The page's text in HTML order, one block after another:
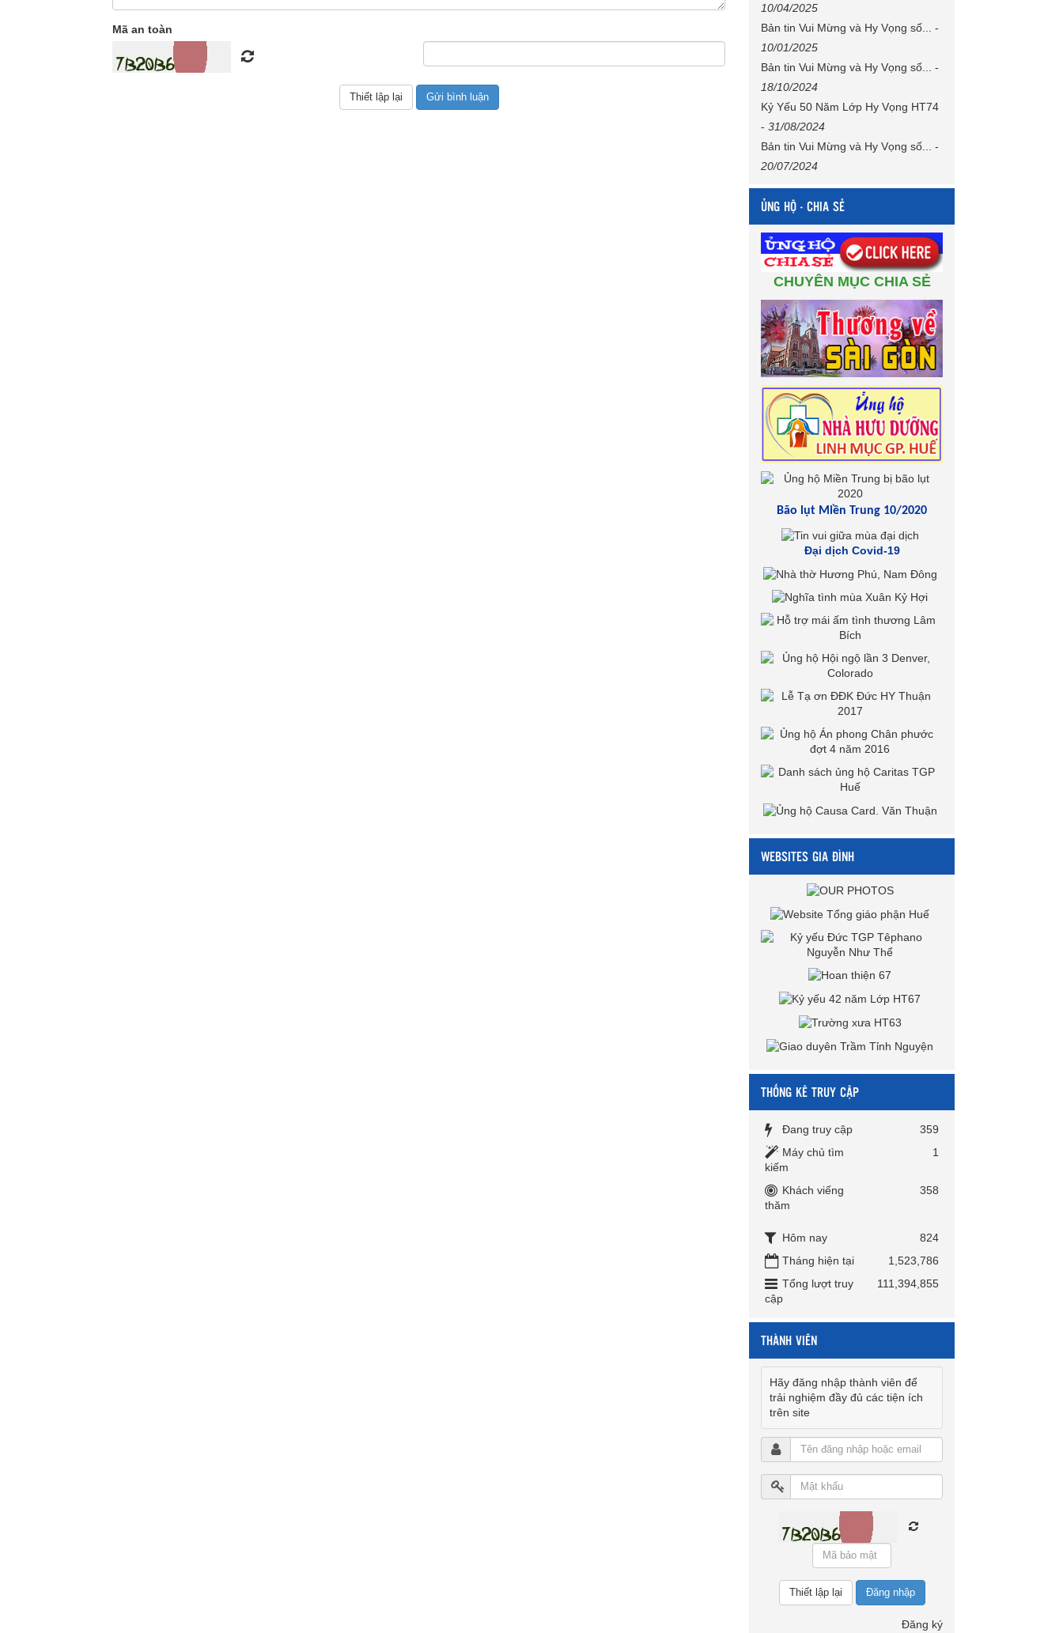
Mã an toàn
10/04/2025
Bản tin Vui Mừng và Hy Vọng số...
-
10/01/2025
Bản tin Vui Mừng và Hy Vọng số...
-
18/10/2024
Kỷ Yếu 50 Năm Lớp Hy Vọng HT74
- 31/08/2024
Bản tin Vui Mừng và Hy Vọng số...
-
20/07/2024
ỦNG HỘ - CHIA SẺ
CHUYÊN MỤC CHIA SẺ
Bão lụt Miền Trung 10/2020
Đại dịch Covid-19
WEBSITES GIA ĐÌNH
THỐNG KÊ TRUY CẬP
Đang truy cập
359
Máy chủ tìm
kiếm
1
Khách viếng
thăm
358
Hôm nay
824
Tháng hiện tại
1,523,786
Tổng lượt truy
cập
111,394,855
THÀNH VIÊN
Hãy đăng nhập thành viên để
trải nghiệm đầy đủ các tiện ích
trên site
Đăng nhập
Đăng ký